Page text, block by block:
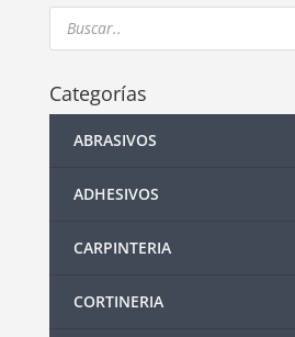
Products
search
Categorías
ABRASIVOS
ADHESIVOS
CARPINTERIA
CORTINERIA